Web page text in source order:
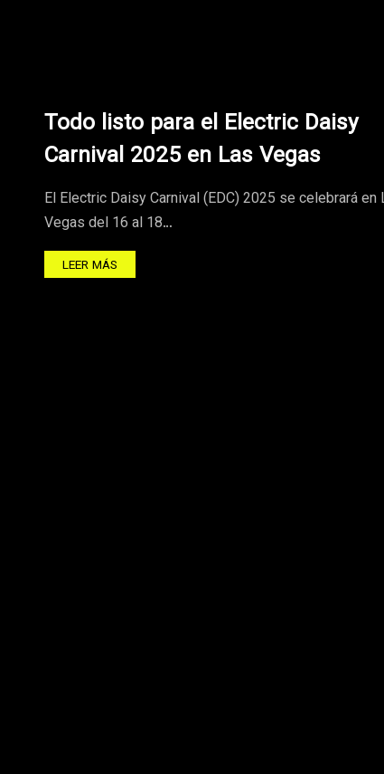
Todo listo para el Electric Daisy
Carnival 2025 en Las Vegas
El Electric Daisy Carnival (EDC) 2025 se celebrará en
Vegas del 16 al 18…
LEER MÁS